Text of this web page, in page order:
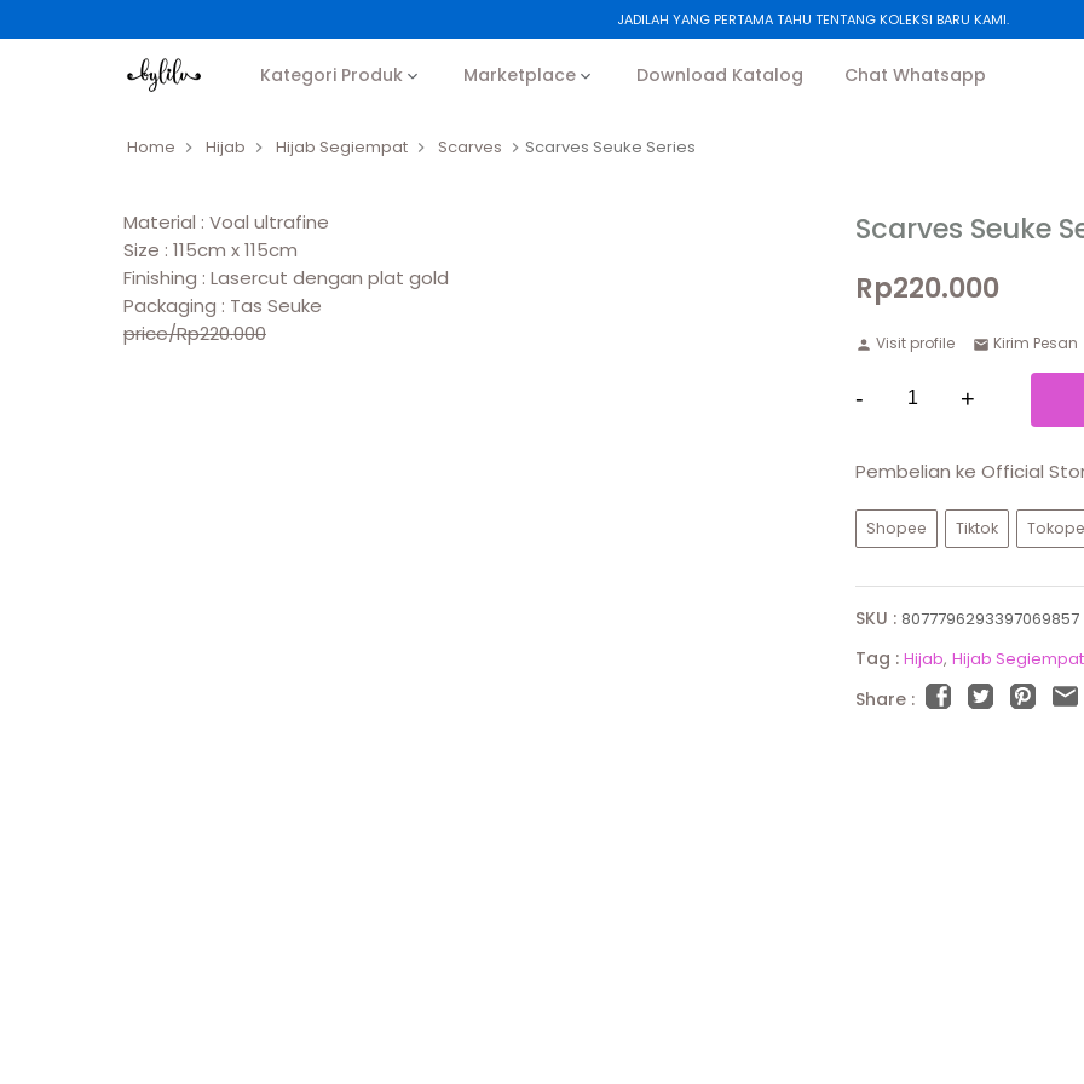
JADILAH YANG PERTAMA TAHU TENTANG KOLEKSI BARU KAMI.
Kategori Produk Marketplace Download Katalog Chat Whatsapp
Home Hijab Hijab Segiempat Scarves Scarves Seuke Series
Material : Voal ultrafine
Size : 115cm x 115cm
Finishing : Lasercut dengan plat gold
Packaging : Tas Seuke
price/Rp220.000
Scarves Seuke
Rp220.000
Visit profile Kirim Pesan
- +
Pembelian ke Official
Shopee Tiktok
SKU : 8077796293397069857
Tag : Hijab Hijab Segiempat
Share :